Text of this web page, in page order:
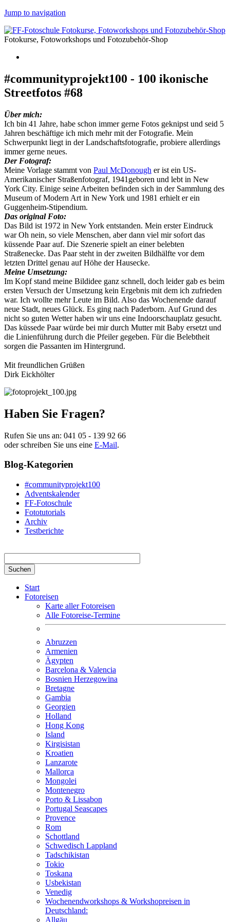
Jump to navigation
Fotokurse, Fotoworkshops und Fotozubehör-Shop
#communityprojekt100 - 100 ikonische
Streetfotos #68
Über mich:
Ich bin 41 Jahre, habe schon immer gerne Fotos geknipst und seid 5
Jahren beschäftige ich mich mehr mit der Fotografie. Mein
Schwerpunkt liegt in der Landschaftsfotografie, probiere allerdings
immer gerne neues.
Der Fotograf:
Meine Vorlage stammt von Paul McDonough er ist ein US-
Amerikanischer Straßenfotograf, 1941geboren und lebt in New
York City. Einige seine Arbeiten befinden sich in der Sammlung des
Museum of Modern Art in New York und 1981 erhielt er ein
Guggenheim-Stipendium.
Das original Foto:
Das Bild ist 1972 in New York entstanden. Mein erster Eindruck
war Oh nein, so viele Menschen, aber dann viel mir sofort das
küssende Paar auf. Die Szenerie spielt an einer belebten
Straßenecke. Das Paar steht in der zweiten Bildhälfte vor dem
letzten Drittel genau auf Höhe der Hausecke.
Meine Umsetzung:
Im Kopf stand meine Bildidee ganz schnell, doch leider gab es beim
ersten Versuch der Umsetzung kein Ergebnis mit dem ich zufrieden
war. Ich wollte mehr Leute im Bild. Also das Wochenende darauf
neue Stadt, neues Glück. Es ging nach Paderborn. Auf Grund des
nicht so guten Wetter haben wir uns eine Indoorschauplatz gesucht.
Das küssede Paar würde bei mir durch Mutter mit Baby ersetzt und
die Linienführung durch die Pfeiler gegeben. Für die Belebtheit
sorgen die Passanten im Hintergrund.
Mit freundlichen Grüßen
Dirk Eickhölter
Haben Sie Fragen?
Rufen Sie uns an: 041 05 - 139 92 66
oder schreiben Sie uns eine E-Mail.
Blog-Kategorien
#communityprojekt100
Adventskalender
FF-Fotoschule
Fototutorials
Archiv
Testberichte
Start
Fotoreisen
Karte aller Fotoreisen
Alle Fotoreise-Termine
Abruzzen
Armenien
Ägypten
Barcelona & Valencia
Bosnien Herzegowina
Bretagne
Gambia
Georgien
Holland
Hong Kong
Island
Kirgisistan
Kroatien
Lanzarote
Mallorca
Mongolei
Montenegro
Porto & Lissabon
Portugal Seascapes
Provence
Rom
Schottland
Schwedisch Lappland
Tadschikistan
Tokio
Toskana
Usbekistan
Venedig
Wochenendworkshops & Workshopreisen in
Deutschland:
Allgäu